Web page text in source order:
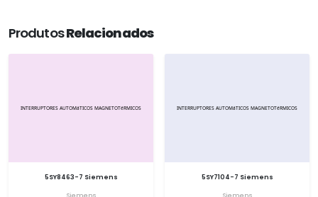
ProdutosRelacionados
5SY8463-7 Siemens
Siemens
5SY7104-7 Siemens
Siemens